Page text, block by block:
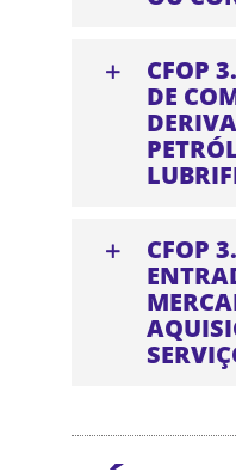
CFOP
DE
CFOP